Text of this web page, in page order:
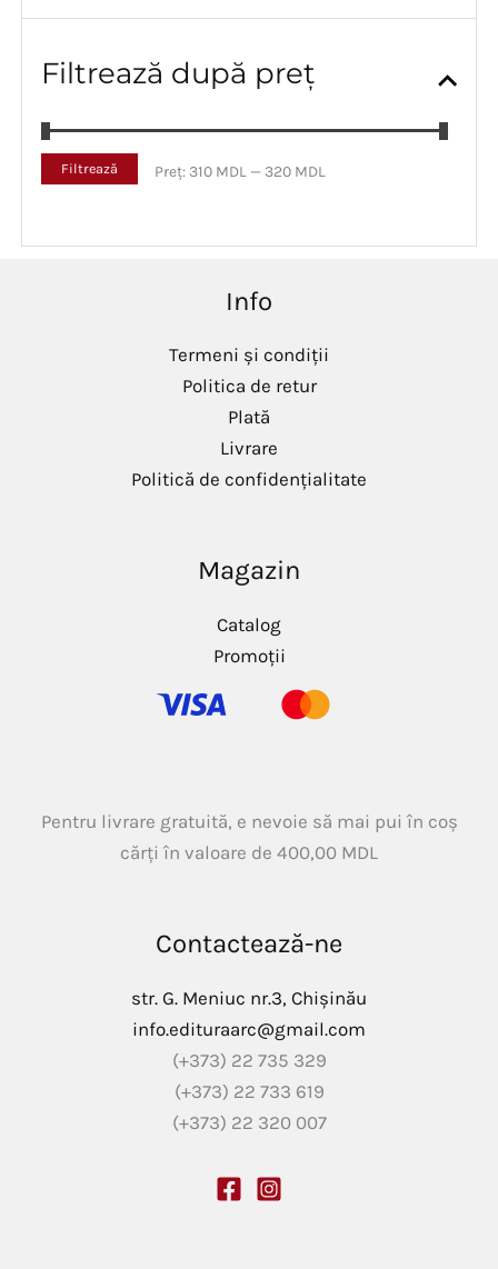
Filtrează după preț
m
m
Filtrează Preț: 310 MDL — 320 MDL
Info
Termeni și condiții
Politica de retur
Plată
Livrare
Politică de confidențialitate
Magazin
Catalog
Promoții
Pentru livrare gratuită, e nevoie să mai pui în coș
cărți în valoare de 400,00 MDL
Contactează-ne
str. G. Meniuc nr.3, Chișinău
info.edituraarc@gmail.com
(+373) 22 735 329
(+373) 22 733 619
(+373) 22 320 007